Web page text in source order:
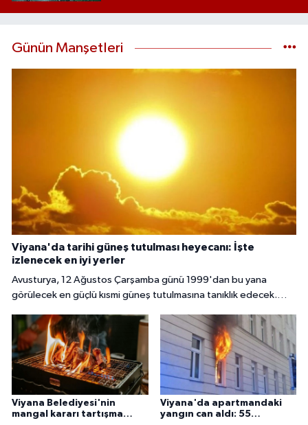
Günün Manşetleri
Viyana'da tarihi güneş tutulması heyecanı: İşte
izlenecek en iyi yerler
Avusturya, 12 Ağustos Çarşamba günü 1999'dan bu yana
görülecek en güçlü kısmi güneş tutulmasına tanıklık edecek.
85 ila 89'unun Ay tarafından örtüleceği bu nadir doğa olayını
izlemek için çeşitli noktalarda bir araya gelecek.
Viyana Belediyesi'nin
mangal kararı tartışma
Viyana'da apartmandaki
yangın can aldı: 55